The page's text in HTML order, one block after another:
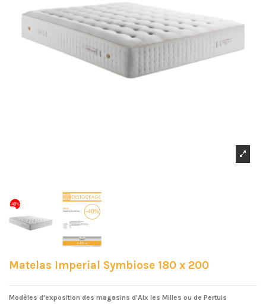
Matelas Imperial Symbiose 180 x 200
Modèles d'exposition des magasins d'Aix les Milles ou de Pertuis